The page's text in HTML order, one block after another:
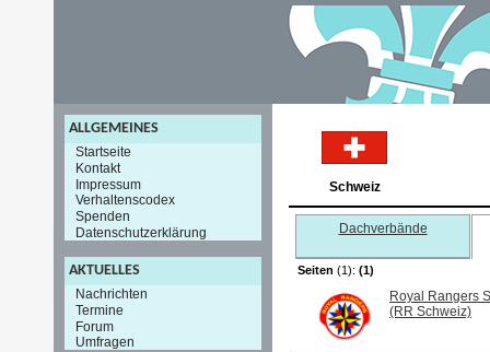
ALLGEMEINES
Startseite
Kontakt
Impressum
Verhaltenscodex
Spenden
Datenschutzerklärung
AKTUELLES
Nachrichten
Termine
Forum
Umfragen
Schweiz
Dachverbände
Seiten (1): (1)
Royal Rangers
(RR Schweiz)